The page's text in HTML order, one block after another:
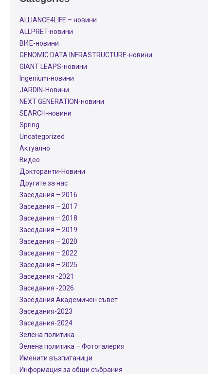
ALLIANCE4LIFE​ – новини
ALLPRET-новини
BI4E-новини
GENOMIC DATA INFRASTRUCTURE-новини
GIANT LEAPS-новини
Ingenium-новини
JARDIN-Новини
NEXT GENERATION-новини
SEARCH-новини
Spring
Uncategorized
Актуално
Видео
Докторанти-Новини
Другите за нас
Заседания – 2016
Заседания – 2017
Заседания – 2018
Заседания – 2019
Заседания – 2020
Заседания – 2022
Заседания – 2025
Заседания -2021
Заседания -2026
Заседания Академичен съвет
Заседания-2023
Заседания-2024
Зелена политика
Зелена политика – Фотогалерия
Именити възпитаници
Информация за общи събрания